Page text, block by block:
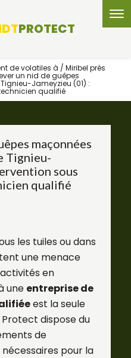
PROTECT
de volatiles à / Miribel près
un nid de guêpes
Jameyzieu (01) :
qualifié
maçonnées
Tignieu-
sous
qualifié
les tuiles ou dans
une menace
en
une entreprise de
est la seule
dispose du
de
pour la